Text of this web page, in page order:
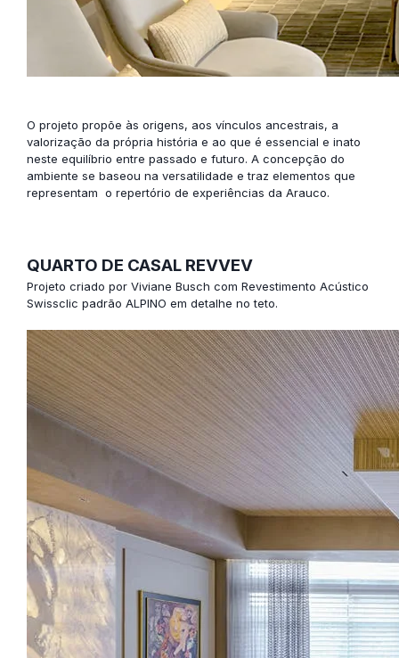
O projeto propõe às origens, aos vínculos ancestrais, a
valorização da própria história e ao que é essencial e inato
neste equilíbrio entre passado e futuro. A concepção do
ambiente se baseou na versatilidade e traz elementos que
representam o repertório de experiências da Arauco.
QUARTO DE CASAL REVVEV
Projeto criado por Viviane Busch com Revestimento Acústico
Swissclic padrão ALPINO em detalhe no teto.